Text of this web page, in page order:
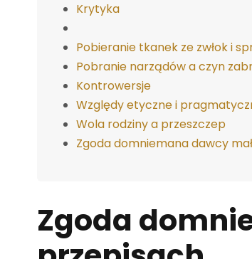
Krytyka
Pobieranie tkanek ze zwłok i
Pobranie narządów a czyn
Kontrowersje
Względy etyczne i
Wola rodziny a przeszczep
Zgoda domniemana dawcy
Zgoda